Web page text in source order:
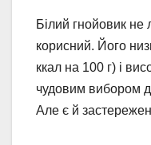
Білий гнойовик
корисний. Його
ккал на 100 г) і
чудовим вибором
Але є й